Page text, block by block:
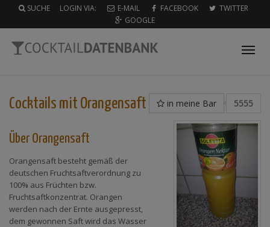
SUCHE LOGIN VIA: E-MAIL FACEBOOK
TWITTER
GOOGLE
in meine Bar 5555
Cocktails mit Orangensaft
Über Orangensaft
Orangensaft besteht gemäß der
deutschen Fruchtsaftverordnung zu
100% aus Früchten bzw.
Fruchtsaftkonzentrat. Orangen
werden nach der Ernte ausgepresst,
dem gewonnen Saft wird das Wasser